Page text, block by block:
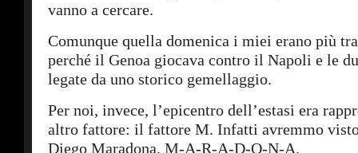
vanno a cercare.
Comunque quella domenica i miei erano più
perché il Genoa giocava contro il Napoli e le
legate da uno storico gemellaggio.
Per noi, invece, l’epicentro dell’estasi era
altro fattore: il fattore M. Infatti avremmo
Diego Maradona. M-A-R-A-D-O-N-A.